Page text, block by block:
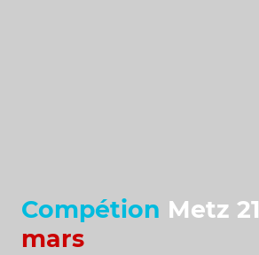
Compétion Metz 21
mars